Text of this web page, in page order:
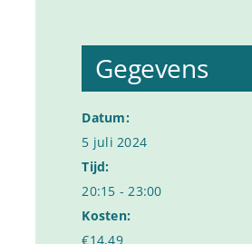
Gegevens
Datum:
5 juli 2024
Tijd:
20:15 - 23:00
Kosten:
€14,49